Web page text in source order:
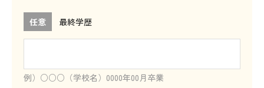
最終学歴
任意
例）○○○（学校名）0000年00月卒業